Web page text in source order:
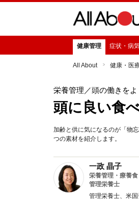
健康管理 症状・病
All About 健康・医
栄養管理 ／頭の働きを
頭に良い食
加齢と供に気になるのが「物
つの素材を紹介します。
一政 晶子
栄養管理・療養食
管理栄養士
管理栄養士、米